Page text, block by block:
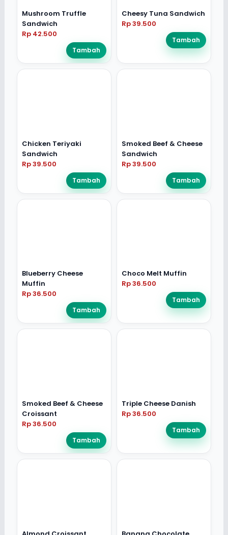
Mushroom Truffle
Sandwich
Rp 42.500
Tambah
Cheesy Tuna Sandwich
Rp 39.500
Tambah
Chicken Teriyaki
Sandwich
Rp 39.500
Tambah
Smoked Beef & Cheese
Sandwich
Rp 39.500
Tambah
Blueberry Cheese
Muffin
Rp 36.500
Tambah
Choco Melt Muffin
Rp 36.500
Tambah
Smoked Beef & Cheese
Croissant
Rp 36.500
Tambah
Triple Cheese Danish
Rp 36.500
Tambah